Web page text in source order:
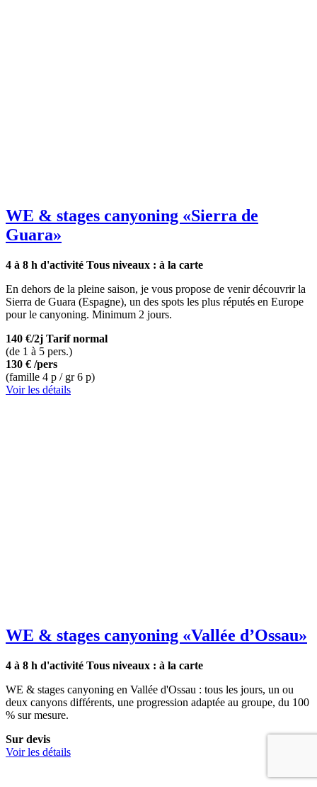
WE & stages canyoning «Sierra de
Guara»
4 à 8 h d'activité Tous niveaux : à la carte
En dehors de la pleine saison, je vous propose de venir découvrir la
Sierra de Guara (Espagne), un des spots les plus réputés en Europe
pour le canyoning. Minimum 2 jours.
140 €/2j Tarif normal
(de 1 à 5 pers.)
130 € /pers
(famille 4 p / gr 6 p)
Voir les détails
WE & stages canyoning «Vallée d’Ossau»
4 à 8 h d'activité Tous niveaux : à la carte
WE & stages canyoning en Vallée d'Ossau : tous les jours, un ou
deux canyons différents, une progression adaptée au groupe, du 100
% sur mesure.
Sur devis
Voir les détails